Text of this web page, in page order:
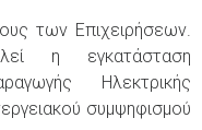
των Επιχειρήσεων.
η εγκατάσταση
Ηλεκτρικής
συμψηφισμού